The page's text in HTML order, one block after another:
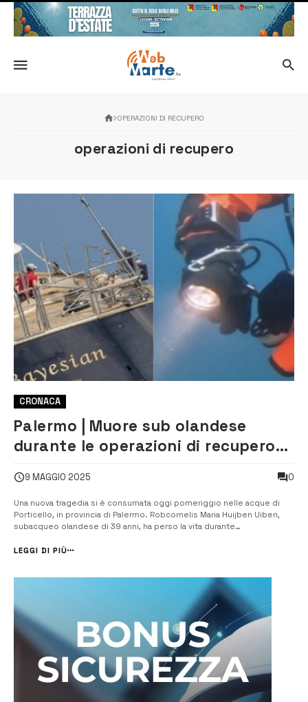
OPERAZIONI DI RECUPERO
operazioni di recupero
CRONACA
Palermo | Muore sub olandese
durante le operazioni di recupero
9 MAGGIO 2025 0
Una nuova tragedia si è consumata oggi pomeriggio nelle acque di
Porticello, in provincia di Palermo. Robcornelis Maria Huijben Uiben,
subacqueo olandese di 39 anni, ha perso la vita durante
del Bayesian, il mega-yacht affondato lo scorso 19 agosto, tragedia
LEGGI DI PIÙ